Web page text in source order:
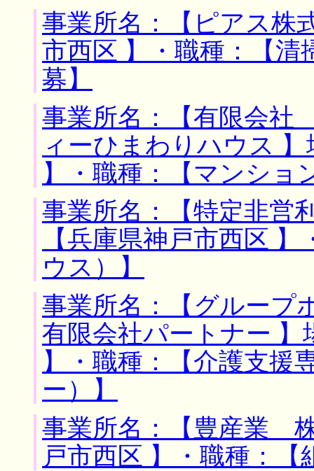
事業所名：【ピアス株
市西区 】・職種：【
募】
事業所名：【有限会
ィーひまわりハウス
】・職種：【マンショ
事業所名：【特定非
【兵庫県神戸市西区
ウス）】
事業所名：【グルー
有限会社パートナー 】
】・職種：【介護支
ー）】
事業所名：【豊産業
戸市西区 】・職種：